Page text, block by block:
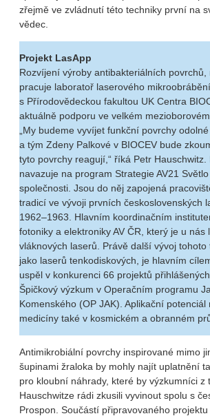
zřejmě ve zvládnutí této techniky první na
vědec.
Projekt LasApp
Rozvíjení výroby antibakteriálních povrchů,
pracuje laboratoř laserového mikroobrábění
s Přírodovědeckou fakultou UK Centra
aktuálně podporu ve velkém
„My budeme vyvíjet funkční povrchy
a tým Zdeny Palkové v BIOCEV bude
tyto povrchy reagují,“ říká Petr Hauschwitz.
navazuje na program Strategie AV21
společnosti. Jsou do něj zapojená
tradicí ve vývoji prvních československých
1962–1963. Hlavním koordinačním
fotoniky a elektroniky AV ČR, který je u nás
vláknových laserů. Právě další vývoj
jako laserů tenkodiskových, je hlavním
uspěl v konkurenci 66 projektů
Špičkový výzkum v Operačním programu
Komenského (OP JAK). Aplikační potenciál
medicíny také v kosmickém a obranném
Antimikrobiální povrchy inspirované mimo
šupinami žraloka by mohly najít uplatnění
pro kloubní náhrady, které by výzkumníci z
Hauschwitze rádi zkusili vyvinout spolu s
Prospon. Součástí připravovaného